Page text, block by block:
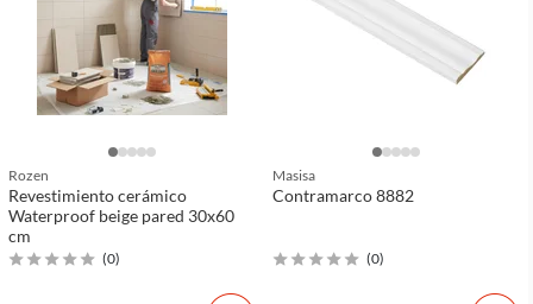
Rozen
Revestimiento cerámico
Waterproof beige pared 30x60
cm
(0)
Masisa
Contramarco 8882
(0)